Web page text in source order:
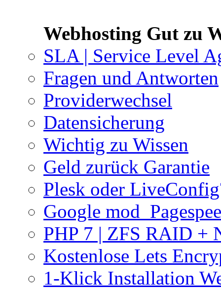
Webhosting Gut zu
SLA | Service Level
Fragen und Antworten
Providerwechsel
Datensicherung
Wichtig zu Wissen
Geld zurück Garantie
Plesk oder
Google
PHP 7 | ZFS RAID +
Kostenlose Lets
1-Klick Installation